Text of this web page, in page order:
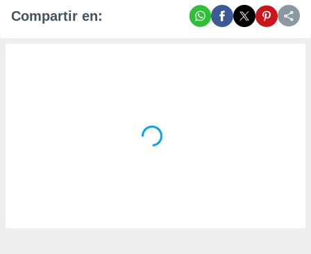
Compartir en: